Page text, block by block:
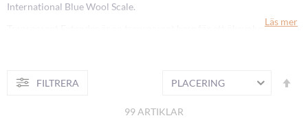
International Blue Wool Scale.
Transparent Extender är en transparent base för att ökavolymen och
och gör den lättare att torka bort. Påverkar varken kulör eller
Läs mer
FILTRERA
99ARTIKLAR